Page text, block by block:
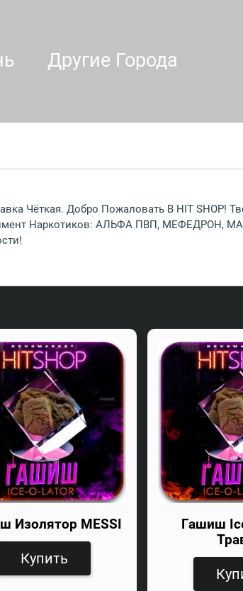
Другие Города
Чёткая. Добро Пожаловать В HIT SHOP!
Наркотиков: АЛЬФА ПВП, МЕФЕДРОН,
Изолятор MESSI
Купить
Гашиш